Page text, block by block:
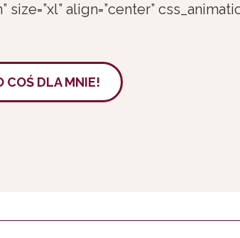
align=”center”
COŚ DLA MNIE!